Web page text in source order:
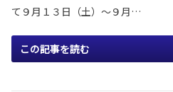
て９月１３日（土）～９月…
この記事を読む